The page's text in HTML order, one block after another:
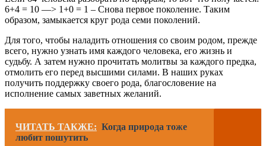
6+4 = 10 —˃ 1+0 = 1 – Снова первое поколение. Таким
образом, замыкается круг рода семи поколений.
Для того, чтобы наладить отношения со своим родом, прежде
всего, нужно узнать имя каждого человека, его жизнь и
судьбу. А затем нужно прочитать молитвы за каждого предка,
отмолить его перед высшими силами. В наших руках
получить поддержку своего рода, благословение на
исполнение самых заветных желаний.
ЧИТАТЬ ТАКЖЕ: Когда природа тоже
любит пошутить